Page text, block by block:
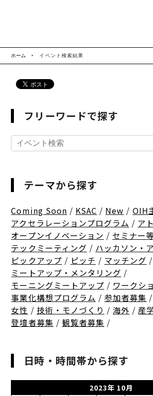
ホーム イベント検索結果
フリーワードで探す
テーマから探す
Coming Soon / KSAC / New / OIH
アクセラレーションプログラム / ア
オープンイノベーション / セミナー
テックミーティング / ハッカソン・
ピックアップ / ピッチ / マッチング /
ミートアップ・メンタリング /
モーニングミートアップ / ワークシ
事業化構想プログラム / 参加者募集 /
女性 / 技術・モノづくり / 海外 / 産
登壇者募集 / 観覧者募集 /
日時・時間帯から探す
2023年 10月